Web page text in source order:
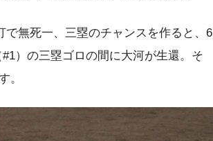
で無死一、三塁のチャンスを作ると、6
）の三塁ゴロの間に大河が生還。そ
。